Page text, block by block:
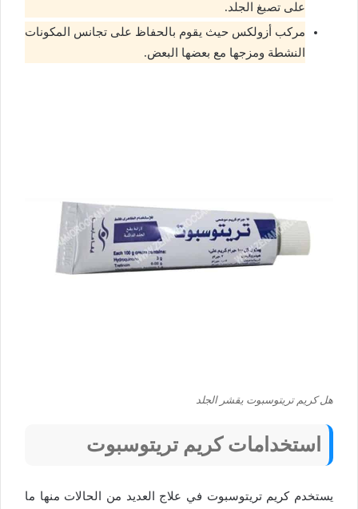
على تصبغ الجلد.
مركب أزولكس حيث يقوم بالحفاظ على تجانس المكونات
النشطة ومزجها مع بعضها البعض.
هل كريم تريتوسبوت يقشر الجلد
استخدامات كريم تريتوسبوت
يستخدم كريم تريتوسبوت في علاج العديد من الحالات منها ما